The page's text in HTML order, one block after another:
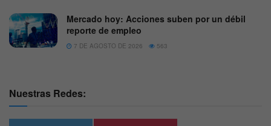
Mercado hoy: Acciones suben por un débil
reporte de empleo
7 DE AGOSTO DE 2026 563
Nuestras Redes: